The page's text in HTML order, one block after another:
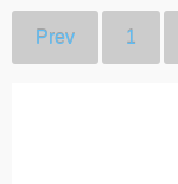
Prev 1